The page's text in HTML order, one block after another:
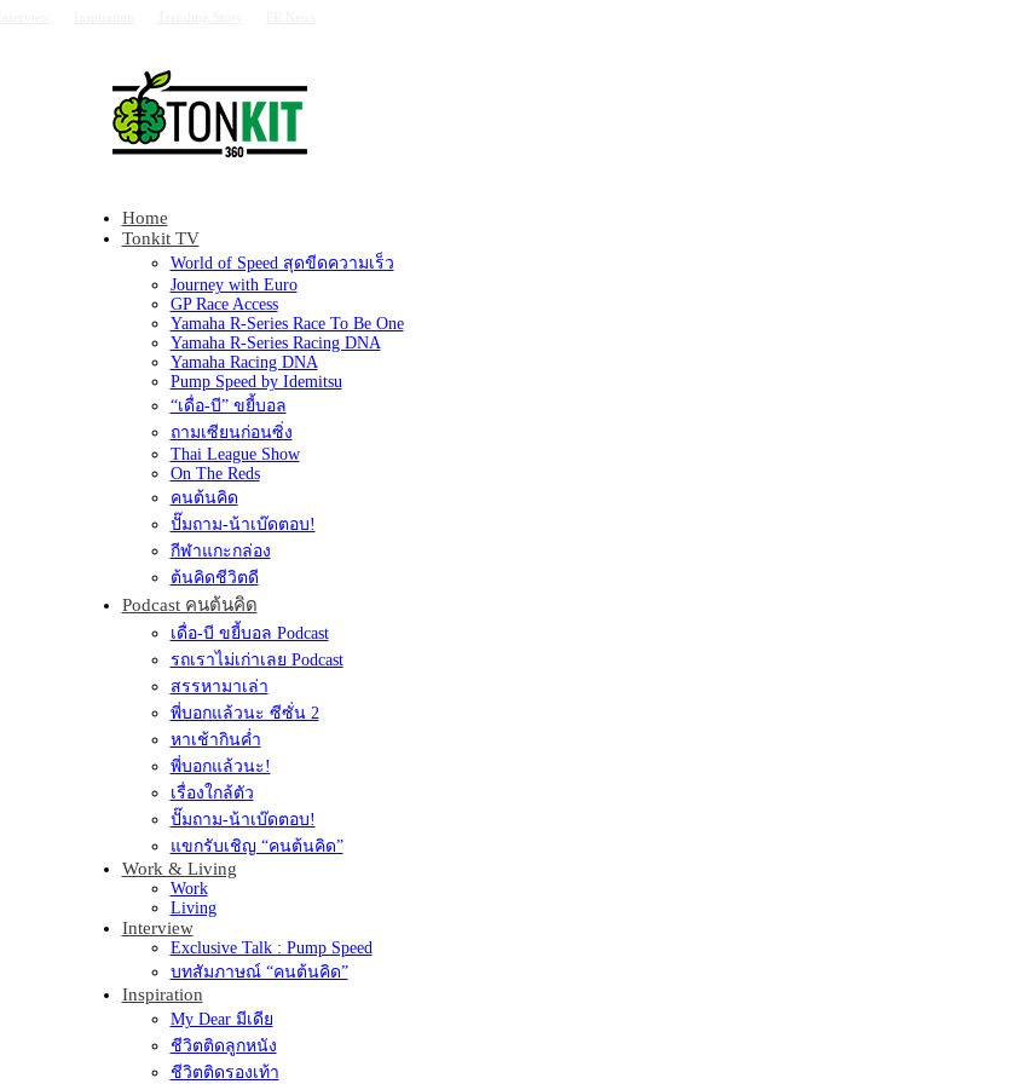
Home
Tonkit TV
World of Speed สุดขีดความเร็ว
Journey with Euro
GP Race Access
Yamaha R-Series Race To Be One
Yamaha R-Series Racing DNA
Yamaha Racing DNA
Pump Speed by Idemitsu
“เดื่อ-บี” ขยี้บอล
ถามเซียนก่อนซิ่ง
Thai League Show
On The Reds
คนต้นคิด
ปั๊มถาม-น้าเบ๊ดตอบ!
กีฬาแกะกล่อง
ต้นคิดชีวิตดี
Podcast คนต้นคิด
เดื่อ-บี ขยี้บอล Podcast
รถเราไม่เก่าเลย Podcast
สรรหามาเล่า
พี่บอกแล้วนะ ซีซั่น 2
หาเช้ากินค่ำ
พี่บอกแล้วนะ!
เรื่องใกล้ตัว
ปั๊มถาม-น้าเบ๊ดตอบ!
แขกรับเชิญ “คนต้นคิด”
Work & Living
Work
Living
Interview
Exclusive Talk : Pump Speed
บทสัมภาษณ์ “คนต้นคิด”
Inspiration
My Dear มีเดีย
ชีวิตติดลูกหนัง
ชีวิตติดรองเท้า